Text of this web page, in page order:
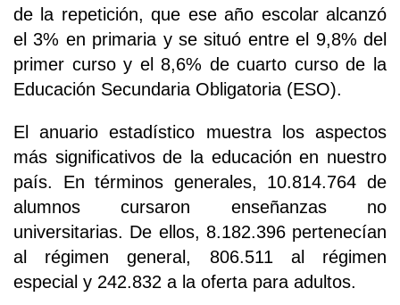
de la repetición, que ese año escolar alcanzó
el 3% en primaria y se situó entre el 9,8% del
primer curso y el 8,6% de cuarto curso de la
Educación Secundaria Obligatoria (ESO).
El anuario estadístico muestra los aspectos
más significativos de la educación en nuestro
país. En términos generales, 10.814.764 de
alumnos cursaron enseñanzas no
universitarias. De ellos, 8.182.396 pertenecían
al régimen general, 806.511 al régimen
especial y 242.832 a la oferta para adultos.